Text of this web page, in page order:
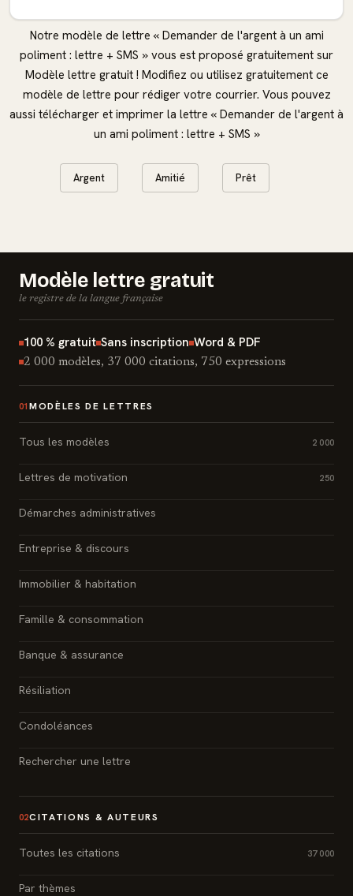
Notre modèle de lettre « Demander de l'argent à un ami
poliment : lettre + SMS » vous est proposé gratuitement sur
Modèle lettre gratuit ! Modifiez ou utilisez gratuitement ce
modèle de lettre pour rédiger votre courrier. Vous pouvez
aussi télécharger et imprimer la lettre « Demander de l'argent à
un ami poliment : lettre + SMS »
Argent Amitié Prêt
Modèle lettre gratuit
le registre de la langue française
100 % gratuit Sans inscription Word & PDF
2 000 modèles, 37 000 citations, 750 expressions
01 MODÈLES DE LETTRES
Tous les modèles 2 000
Lettres de motivation 250
Démarches administratives
Entreprise & discours
Immobilier & habitation
Famille & consommation
Banque & assurance
Résiliation
Condoléances
Rechercher une lettre
02CITATIONS & AUTEURS
Toutes les citations 37 000
Par thèmes